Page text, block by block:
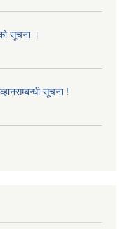
सूचना ।
सूचना !